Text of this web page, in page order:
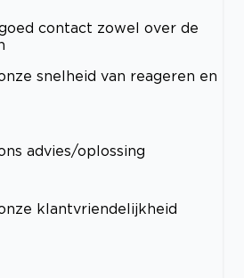
contact zowel over de
snelheid van reageren en
advies/oplossing
klantvriendelijkheid